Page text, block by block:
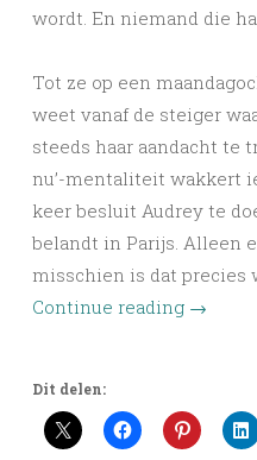
wordt. En niemand die
Tot ze op een
weet vanaf de steiger
steeds haar aandacht te
nu’-mentaliteit wakkert
keer besluit Audrey te
belandt in Parijs. Alleen
misschien is dat precies
Continue reading →
Dit delen: